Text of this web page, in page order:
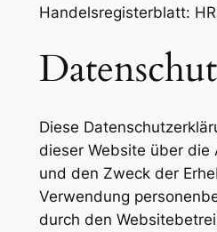
Handelsregisterblatt:
Diese
dieser Website über die
und den Zweck der
Verwendung
durch den